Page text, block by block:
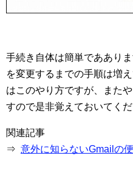
手続き自体は簡単でああり
を変更するまでの手順は増
はこのやり方ですが、また
すので是非覚えておいてくだ
関連記事
⇒ 意外に知らないGmailの便